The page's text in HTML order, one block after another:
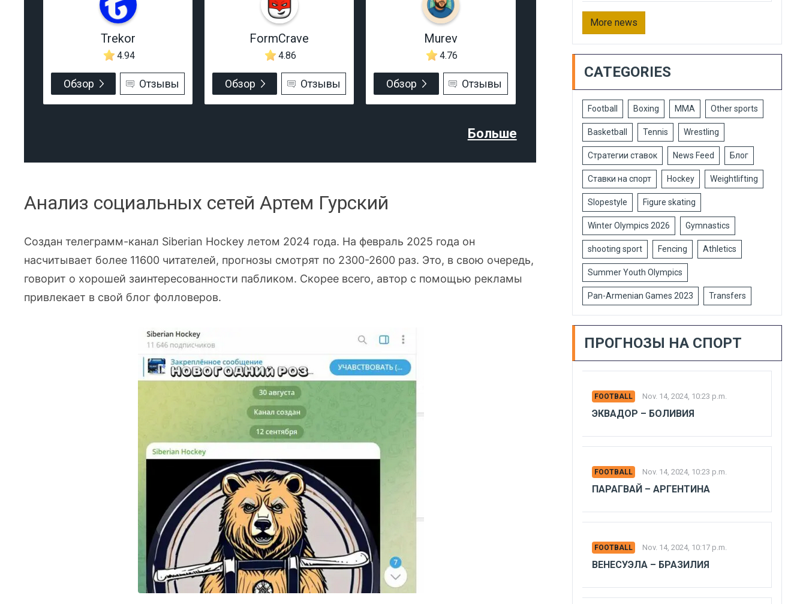
Trekor
4.94
Обзор Отзывы
FormCrave
4.86
Обзор Отзывы
Murev
4.76
Обзор Отзывы
Больше
Анализ социальных сетей Артем Гурский
Создан телеграмм-канал Siberian Hockey летом 2024 года. На февраль 2025 года он
насчитывает более 11600 читателей, прогнозы смотрят по 2300-2600 раз. Это, в свою очередь,
говорит о хорошей заинтересованности пабликом. Скорее всего, автор с помощью рекламы
привлекает в свой блог фолловеров.
More news
CATEGORIES
Football Boxing MMA Other sports
Basketball Tennis Wrestling
Стратегии ставок News Feed Блог
Ставки на спорт Hockey Weightlifting
Slopestyle Figure skating
Winter Olympics 2026 Gymnastics
shooting sport Fencing Athletics
Summer Youth Olympics
Pan-Armenian Games 2023 Transfers
ПРОГНОЗЫ НА СПОРТ
FOOTBALL Nov. 14, 2024, 10:23 p.m.
ЭКВАДОР – БОЛИВИЯ
FOOTBALL Nov. 14, 2024, 10:23 p.m.
ПАРАГВАЙ – АРГЕНТИНА
FOOTBALL Nov. 14, 2024, 10:17 p.m.
ВЕНЕСУЭЛА – БРАЗИЛИЯ